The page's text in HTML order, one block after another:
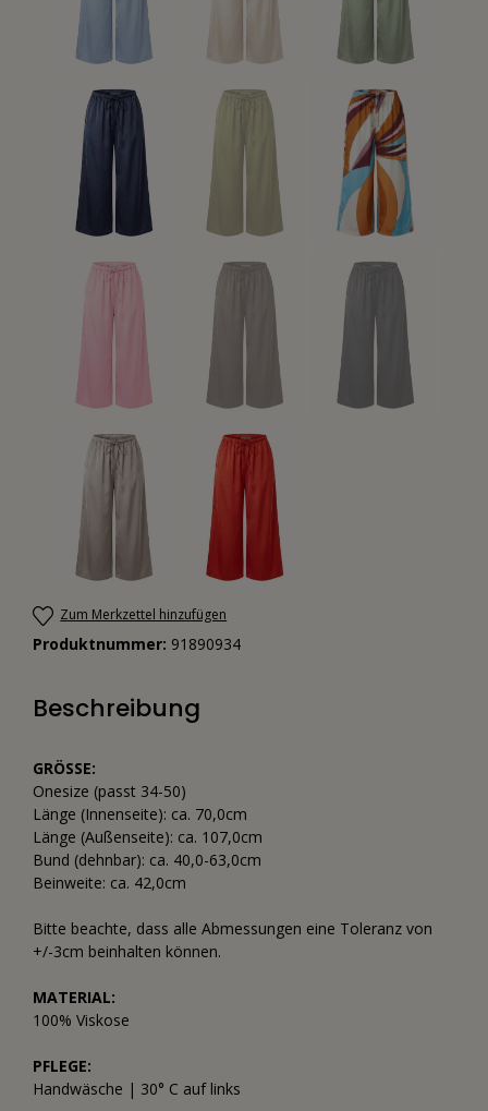
Zum Merkzettel hinzufügen
Produktnummer: 91890934
Beschreibung
GRÖSSE:
Onesize (passt 34-50)
Länge (Innenseite): ca. 70,0cm
Länge (Außenseite): ca. 107,0cm
Bund (dehnbar): ca. 40,0-63,0cm
Beinweite: ca. 42,0cm
Bitte beachte, dass alle Abmessungen eine Toleranz von
+/-3cm beinhalten können.
MATERIAL:
100% Viskose
PFLEGE:
Handwäsche | 30° C auf links